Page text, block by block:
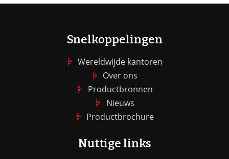
Snelkoppelingen
Wereldwijde kantoren
Over ons
Productbronnen
Nieuws
Productbrochure
Nuttige links